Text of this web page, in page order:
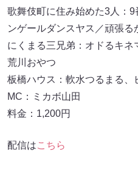
歌舞伎町に住み始めた3⼈：
ンゲールダンスヤス／頑張る
にくまる三兄弟：オドるキネ
荒川おやつ
板橋ハウス：軟⽔つるまる、
MC：ミカボ⼭⽥
料金：1,200円
配信はこちら